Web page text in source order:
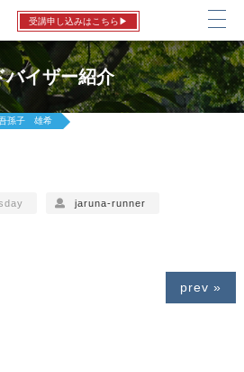
受講申し込みはこちら▶
バイザー紹介
孫子 雄希
jaruna-runner
prev »